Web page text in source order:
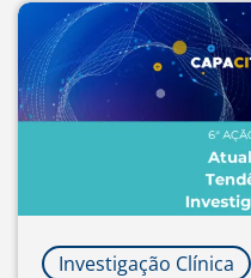
Investigação Clínica